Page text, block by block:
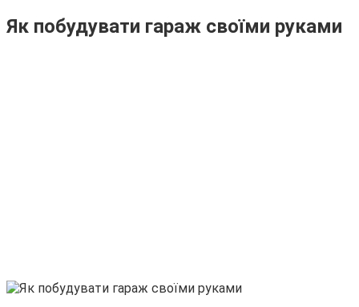
Як побудувати гараж своїми руками